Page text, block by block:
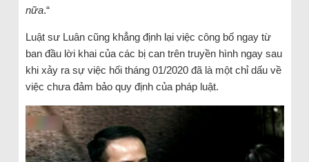
nữa.“
Luật sư Luân cũng khẳng định lại việc công bố ngay từ
ban đầu lời khai của các bị can trên truyền hình ngay sau
khi xảy ra sự việc hối tháng 01/2020 đã là một chỉ dấu về
việc chưa đảm bảo quy định của pháp luật.